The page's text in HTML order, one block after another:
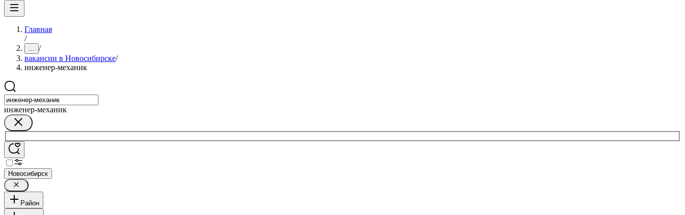
Главная
/
... /
вакансии в Новосибирске/
инженер-механик
инженер-механик
Новосибирск
Район